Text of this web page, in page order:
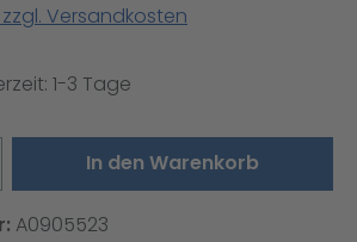
zzgl. Versandkosten
1-3 Tage
Gib den
In den Warenkorb
A0905523